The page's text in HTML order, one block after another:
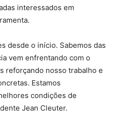
interessados em
desde o início. Sabemos das
vem enfrentando com o
reforçando nosso trabalho e
Estamos
condições de
Jean Cleuter.